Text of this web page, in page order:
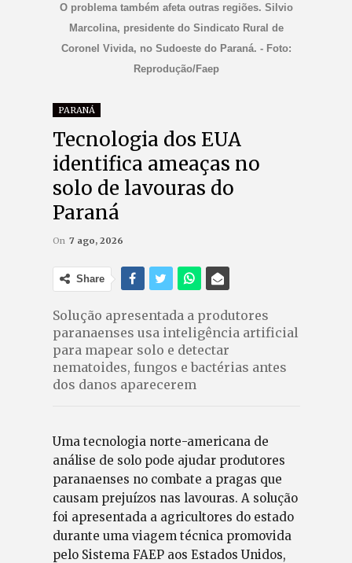
O problema também afeta outras regiões. Silvio
Marcolina, presidente do Sindicato Rural de
Coronel Vivida, no Sudoeste do Paraná. - Foto:
Reprodução/Faep
PARANÁ
Tecnologia dos EUA
identifica ameaças no
solo de lavouras do
Paraná
On 7 ago, 2026
Share
Solução apresentada a produtores
paranaenses usa inteligência artificial
para mapear solo e detectar
nematoides, fungos e bactérias antes
dos danos aparecerem
Uma tecnologia norte-americana de
análise de solo pode ajudar produtores
paranaenses no combate a pragas que
causam prejuízos nas lavouras. A solução
foi apresentada a agricultores do estado
durante uma viagem técnica promovida
pelo Sistema FAEP aos Estados Unidos,